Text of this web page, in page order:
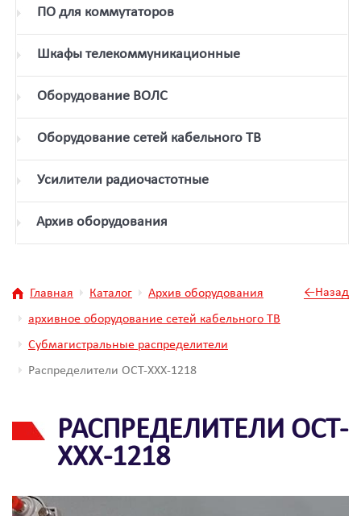
ПО для коммутаторов
Шкафы телекоммуникационные
Оборудование ВОЛС
Оборудование сетей кабельного ТВ
Усилители радиочастотные
Архив оборудования
Главная Каталог
Архив оборудования
архивное оборудование сетей кабельного ТВ
Субмагистральные распределители
Распределители ОСТ-ХХХ-1218
←Назад
РАСПРЕДЕЛИТЕЛИ ОСТ-
ХХХ-1218